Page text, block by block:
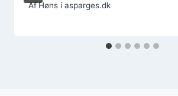
AfHøns i asparges.dk